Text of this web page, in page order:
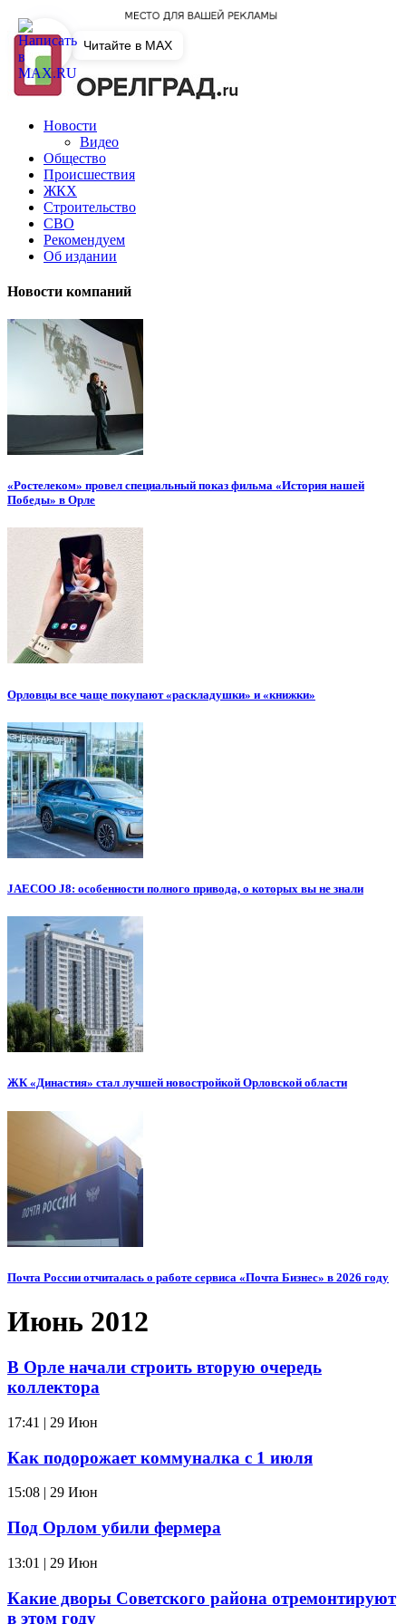
Новости
Видео
Общество
Происшествия
ЖКХ
Строительство
СВО
Рекомендуем
Об издании
Новости компаний
«Ростелеком» провел специальный показ фильма «История нашей
Победы» в Орле
Орловцы все чаще покупают «раскладушки» и «книжки»
JAECOO J8: особенности полного привода, о которых вы не знали
ЖК «Династия» стал лучшей новостройкой Орловской области
Почта России отчиталась о работе сервиса «Почта Бизнес» в 2026 году
Июнь 2012
В Орле начали строить вторую очередь
коллектора
17:41 | 29 Июн
Как подорожает коммуналка с 1 июля
15:08 | 29 Июн
Под Орлом убили фермера
13:01 | 29 Июн
Какие дворы Советского района отремонтируют
в этом году
Читайте в MAX